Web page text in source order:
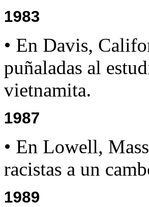
1983
• En Davis,
puñaladas al
vietnamita.
1987
• En Lowell,
racistas a un
1989